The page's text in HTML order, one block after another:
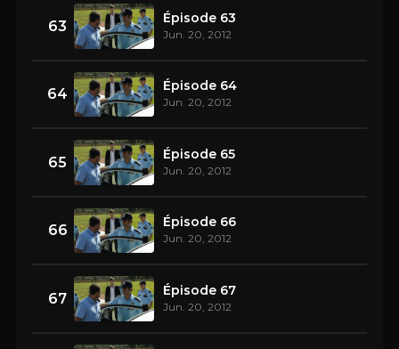
63 Épisode 63
Jun. 20, 2012
64 Épisode 64
Jun. 20, 2012
65 Épisode 65
Jun. 20, 2012
66 Épisode 66
Jun. 20, 2012
67 Épisode 67
Jun. 20, 2012